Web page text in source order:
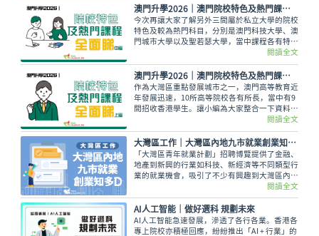
澳門升學2026｜澳門院校特色及熱門課程全面睇 (中篇)
今次再讓大家了解另外三間屬於私立大學的院校
特色及較為熱門科目，分別是澳門科技大學、澳
門城市大學以及聖若瑟大學，當中課程各有特
閱讀全文
澳門升學2026｜澳門院校特色及熱門課程全面睇（上篇）
作為大灣區重點發展城市之一，澳門高等教育近
年發展迅速，10所高等院校各有所長，當中有9
間招收香港學生。讓小編為大家整合一下資料，
介紹不同院校具特色以及較為熱門的科目，當中
生歡迎，值得參考。
閱讀全文
大灣區工作｜大灣區內地九市就業創業知多啲 一覽青年創新創業基地
「大灣區青年就業計劃」招聘博覽提供了金融、
地產到新興的行業如科技、新經濟等不同類型行
業的就業機會，吸引了不少有興趣到大灣區內地
閱讀全文
AI人工智能｜做好選科 規劃未來
AI人工智能急速發展，滲透了各行各業。香港各
專上院校亦積極回應，紛紛推出「AI + 行業」的